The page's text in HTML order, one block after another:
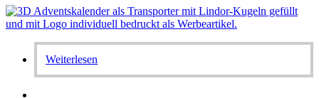
Weiterlesen